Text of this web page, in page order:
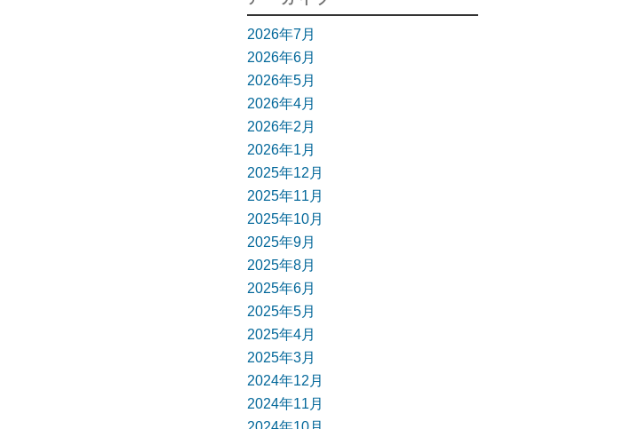
2026年7月
2026年6月
2026年5月
2026年4月
2026年2月
2026年1月
2025年12月
2025年11月
2025年10月
2025年9月
2025年8月
2025年6月
2025年5月
2025年4月
2025年3月
2024年12月
2024年11月